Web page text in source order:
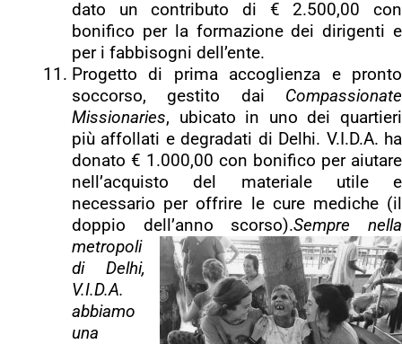
dato un contributo di € 2.500,00 con
bonifico per la formazione dei dirigenti e
per i fabbisogni dell’ente.
Progetto di prima accoglienza e pronto
soccorso, gestito dai Compassionate
Missionaries, ubicato in uno dei quartieri
più affollati e degradati di Delhi. V.I.D.A. ha
donato € 1.000,00 con bonifico per aiutare
nell’acquisto del materiale utile e
necessario per offrire le cure mediche (il
doppio dell’anno scorso).Sempre nella
metropoli
di Delhi,
V.I.D.A.
abbiamo
una